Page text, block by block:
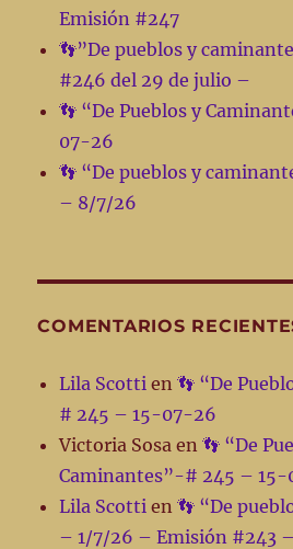
Emisión #247
👣”De pueblos y
#246 del 29 de julio –
👣 “De Pueblos y
07-26
👣 “De pueblos y
– 8/7/26
COMENTARIOS
Lila Scotti en👣 “De
# 245 – 15-07-26
Victoria Sosa en👣 “De
Caminantes”-# 245 –
Lila Scotti en👣 “De
– 1/7/26 – Emisión #243 –